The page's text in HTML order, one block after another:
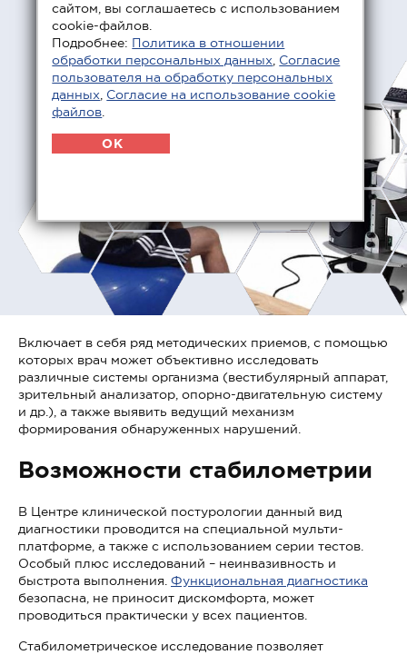
Включает в себя ряд методических приемов, с помощью
которых врач может объективно исследовать
различные системы организма (вестибулярный аппарат,
зрительный анализатор, опорно-двигательную систему
и др.), а также выявить ведущий механизм
формирования обнаруженных нарушений.
Возможности стабилометрии
В Центре клинической постурологии данный вид
диагностики проводится на специальной мульти-
платформе, а также с использованием серии тестов.
Особый плюс исследований – неинвазивность и
быстрота выполнения. Функциональная диагностика
безопасна, не приносит дискомфорта, может
проводиться практически у всех пациентов.
Стабилометрическое исследование позволяет
сайтом, вы соглашаетесь с использованием
cookie-файлов.
Подробнее: Политика в отношении
обработки персональных данных Согласие
пользователя на обработку персональных
данных Согласие на использование cookie
файлов
OK